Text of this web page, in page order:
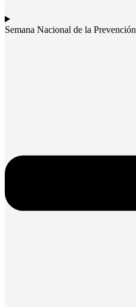
Semana Nacional de la Prevención